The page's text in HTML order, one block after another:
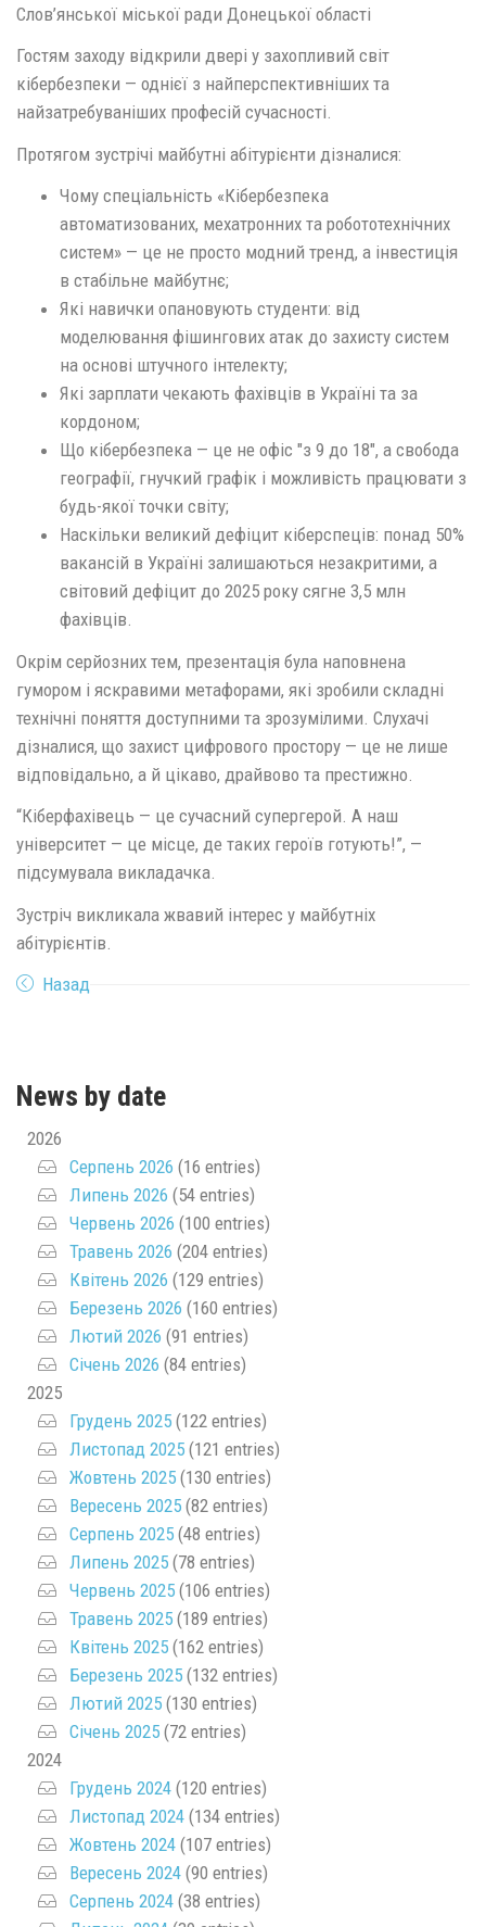
Слов’янської міської ради Донецької області
Гостям заходу відкрили двері у захопливий світ
кібербезпеки — однієї з найперспективніших та
найзатребуваніших професій сучасності.
Протягом зустрічі майбутні абітурієнти дізналися:
Чому спеціальність «Кібербезпека
автоматизованих, мехатронних та робототехнічних
систем» — це не просто модний тренд, а інвестиція
в стабільне майбутнє;
Які навички опановують студенти: від
моделювання фішингових атак до захисту систем
на основі штучного інтелекту;
Які зарплати чекають фахівців в Україні та за
кордоном;
Що кібербезпека — це не офіс "з 9 до 18", а свобода
географії, гнучкий графік і можливість працювати з
будь-якої точки світу;
Наскільки великий дефіцит кіберспеців: понад 50%
вакансій в Україні залишаються незакритими, а
світовий дефіцит до 2025 року сягне 3,5 млн
фахівців.
Окрім серйозних тем, презентація була наповнена
гумором і яскравими метафорами, які зробили складні
технічні поняття доступними та зрозумілими. Слухачі
дізналися, що захист цифрового простору — це не лише
відповідально, а й цікаво, драйвово та престижно.
“Кіберфахівець — це сучасний супергерой. А наш
університет — це місце, де таких героїв готують!”, —
підсумувала викладачка.
Зустріч викликала жвавий інтерес у майбутніх
абітурієнтів.
Назад
News by date
2026
Серпень 2026 (16 entries)
Липень 2026 (54 entries)
Червень 2026 (100 entries)
Травень 2026 (204 entries)
Квітень 2026 (129 entries)
Березень 2026 (160 entries)
Лютий 2026 (91 entries)
Січень 2026 (84 entries)
2025
Грудень 2025 (122 entries)
Листопад 2025 (121 entries)
Жовтень 2025 (130 entries)
Вересень 2025 (82 entries)
Серпень 2025 (48 entries)
Липень 2025 (78 entries)
Червень 2025 (106 entries)
Травень 2025 (189 entries)
Квітень 2025 (162 entries)
Березень 2025 (132 entries)
Лютий 2025 (130 entries)
Січень 2025 (72 entries)
2024
Грудень 2024 (120 entries)
Листопад 2024 (134 entries)
Жовтень 2024 (107 entries)
Вересень 2024 (90 entries)
Серпень 2024 (38 entries)